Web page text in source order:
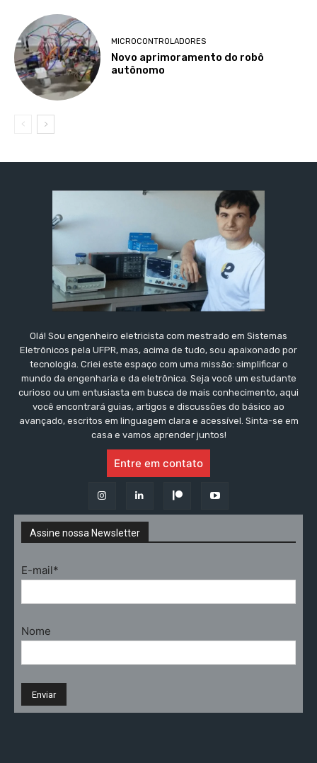
MICROCONTROLADORES
Novo aprimoramento do robô
autônomo
Olá! Sou engenheiro eletricista com mestrado em Sistemas
Eletrônicos pela UFPR, mas, acima de tudo, sou apaixonado por
tecnologia. Criei este espaço com uma missão: simplificar o
mundo da engenharia e da eletrônica. Seja você um estudante
curioso ou um entusiasta em busca de mais conhecimento, aqui
você encontrará guias, artigos e discussões do básico ao
avançado, escritos em linguagem clara e acessível. Sinta-se em
casa e vamos aprender juntos!
Entre em contato
Assine nossa Newsletter
E-mail*
Nome